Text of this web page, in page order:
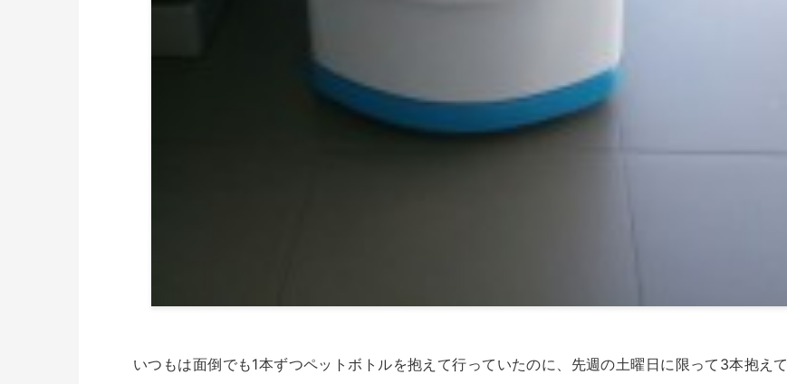
いつもは面倒でも1本ずつペットボトルを抱えて行っていたのに、先週の土曜日に限って3本抱えて